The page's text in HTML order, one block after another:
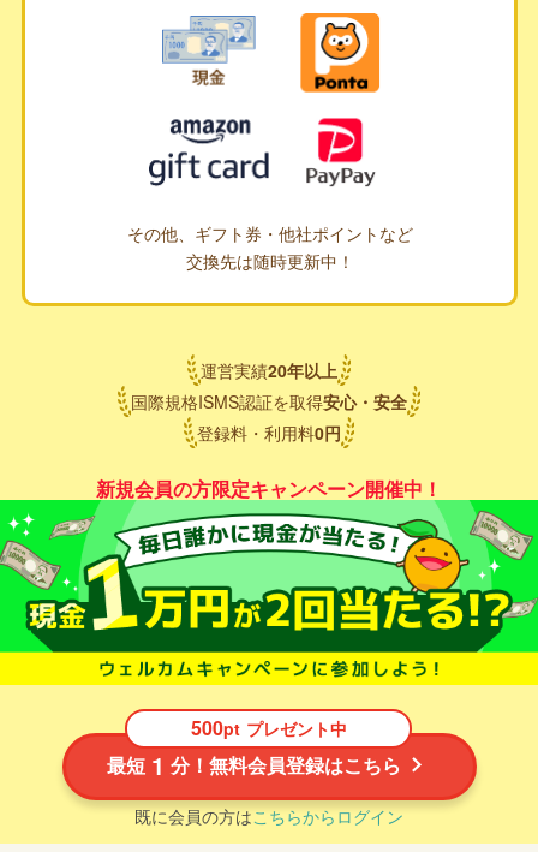
その他、ギフト券・他社ポイントなど
交換先は随時更新中！
運営実績20年以上
国際規格ISMS認証を取得安心・安全
登録料・利用料0円
新規会員の方限定キャンペーン開催中！
500pt プレゼント中
最短 1 分！無料会員登録はこちら
既に会員の方はこちらからログイン